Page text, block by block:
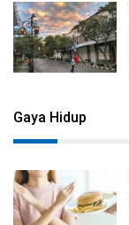
Gaya Hidup